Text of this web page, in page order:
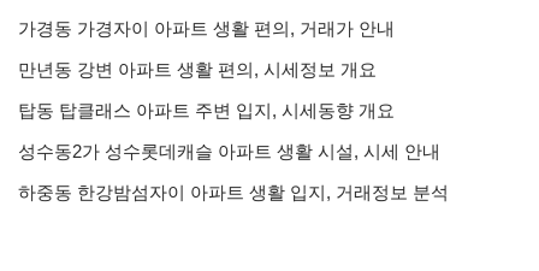
가경동 가경자이 아파트 생활 편의, 거래가 안내
만년동 강변 아파트 생활 편의, 시세정보 개요
탑동 탑클래스 아파트 주변 입지, 시세동향 개요
성수동2가 성수롯데캐슬 아파트 생활 시설, 시세 안내
하중동 한강밤섬자이 아파트 생활 입지, 거래정보 분석